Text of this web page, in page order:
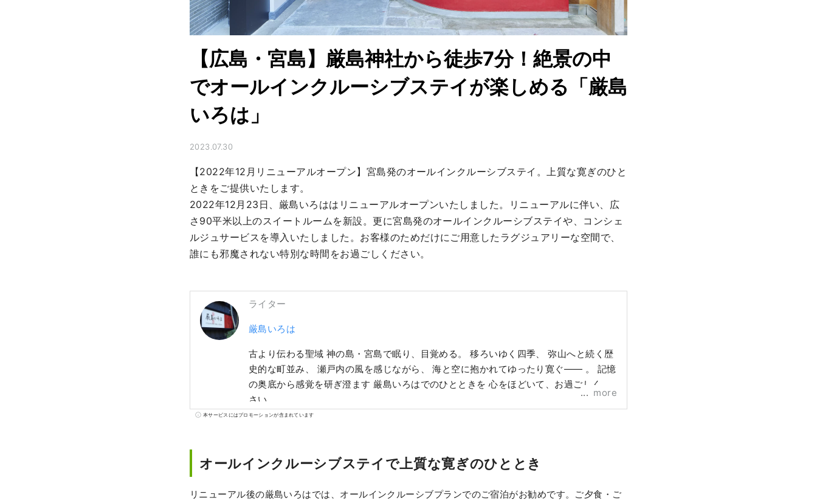
【広島・宮島】厳島神社から徒歩7分！絶景の中
でオールインクルーシブステイが楽しめる「厳島
いろは」
2023.07.30
【2022年12月リニューアルオープン】宮島発のオールインクルーシブステイ。上質な寛ぎのひと
ときをご提供いたします。
2022年12月23日、厳島いろははリニューアルオープンいたしました。リニューアルに伴い、広
さ90平米以上のスイートルームを新設。更に宮島発のオールインクルーシブステイや、コンシェ
ルジュサービスを導入いたしました。お客様のためだけにご用意したラグジュアリーな空間で、
誰にも邪魔されない特別な時間をお過ごしください。
ライター
厳島いろは
古より伝わる聖域 神の島・宮島で眠り、目覚める。 移ろいゆく四季、 弥山へと続く歴
史的な町並み、 瀬戸内の風を感じながら、 海と空に抱かれてゆったり寛ぐ―― 。 記憶
の奥底から感覚を研ぎ澄ます 厳島いろはでのひとときを 心をほどいて、お過ごしくだ
さい。
more
本サービスにはプロモーションが含まれています
オールインクルーシブステイで上質な寛ぎのひととき
リニューアル後の厳島いろはでは、オールインクルーシブプランでのご宿泊がお勧めです。ご夕食・ご